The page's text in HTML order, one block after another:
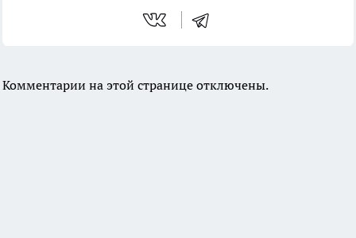
Комментарии на этой странице отключены.